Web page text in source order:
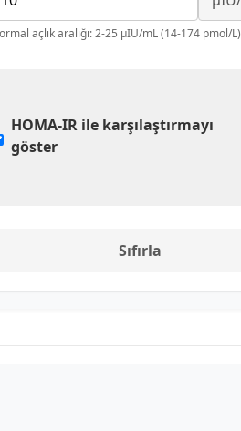
açlık aralığı: 2-25 μIU/mL (14-174 pmol/L)
HOMA-IR ile karşılaştırmayı
göster
Sıfırla